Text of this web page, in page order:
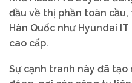
đầu về thị phần toàn
Hàn Quốc như Hyundai
cao cấp.
Sự cạnh tranh này đã